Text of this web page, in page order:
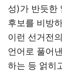
성)가 반듯한
후보를 비방
이런 선거전
언어로 풀어
하는 등 얽히